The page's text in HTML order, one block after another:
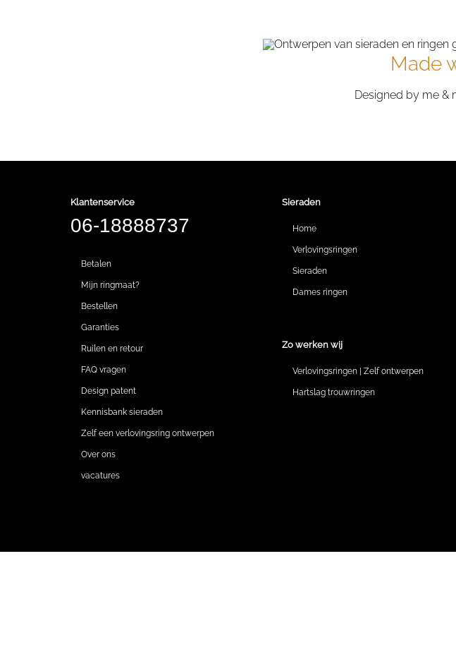
Made
Designed by me &
Klantenservice
06-18888737
Betalen
Mijn ringmaat?
Bestellen
Garanties
Ruilen en retour
FAQ vragen
Design patent
Kennisbank sieraden
Zelf een verlovingsring ontwerpen
Over ons
vacatures
Sieraden
Home
Verlovingsringen
Sieraden
Dames ringen
Zo werken wij
Verlovingsringen | Zelf ontwerpen
Hartslag trouwringen